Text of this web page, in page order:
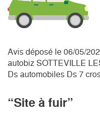
Avis déposé le 06/05/
autobiz SOTTEVILLE
Ds automobiles Ds 7
“Site à fuir”